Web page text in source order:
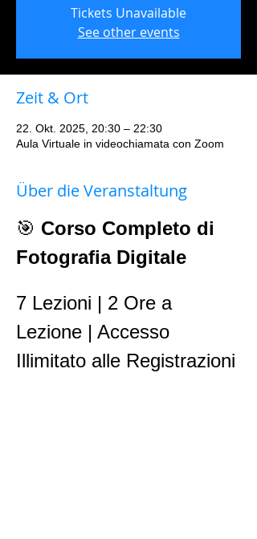
Tickets Unavailable
See other events
Zeit & Ort
22. Okt. 2025, 20:30 – 22:30
Aula Virtuale in videochiamata con Zoom
Über die Veranstaltung
🎯 Corso Completo di
Fotografia Digitale
7 Lezioni | 2 Ore a
Lezione | Accesso
Illimitato alle Registrazioni